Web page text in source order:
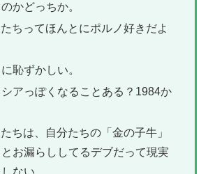
かどっちか。
ちってほんとにポルノ好きだよ
恥ずかしい。
アっぽくなることある？1984か
ちは、自分たちの「金の子牛」
お漏らししてるデブだって現実
ない。